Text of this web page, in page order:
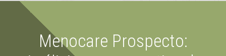
Menocare Prospecto: